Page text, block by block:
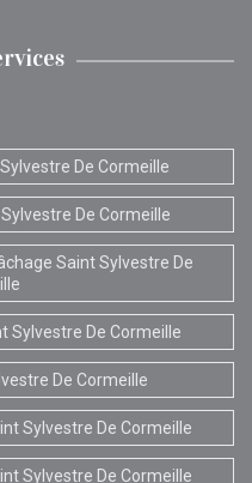
De Cormeille
De Cormeille
Saint Sylvestre De
Sylvestre De Cormeille
De Cormeille
Sylvestre De Cormeille
Sylvestre De Cormeille